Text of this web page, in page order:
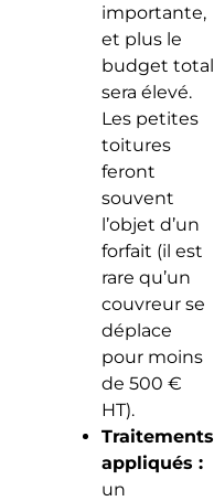
importante,
et plus le
budget total
sera élevé.
Les petites
toitures
feront
souvent
l’objet d’un
forfait (il est
rare qu’un
couvreur se
déplace
pour moins
de 500 €
HT).
Traitements
appliqués :
un